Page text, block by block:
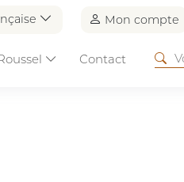
Mon compte
Contact